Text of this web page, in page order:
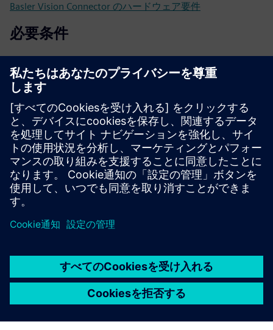
Basler Vision Connector のハードウェア要件
必要条件
Industrial Edge Hub Access
画像取得用パイロ
ン:https://www.baslerweb.com/en/software/pylon/
パイロンツー
ル:https://www.baslerweb.com/en/software/pylon-vtools/
https://www.baslerweb.com/en/cameras/area-scan-
cameras/?interface=GigE#products
Basler Vision Connector（シングルカメラライセンスまた
はマルチカメラライセンス）：